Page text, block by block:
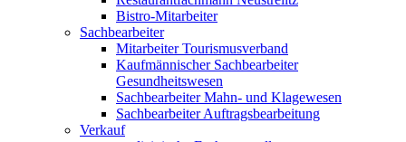
Bistro-Mitarbeiter
Sachbearbeiter
Mitarbeiter Tourismusverband
Kaufmännischer Sachbearbeiter
Gesundheitswesen
Sachbearbeiter Mahn- und Klagewesen
Sachbearbeiter Auftragsbearbeitung
Verkauf